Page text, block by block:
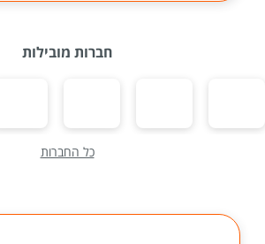
חברות מובילות
כל החברות